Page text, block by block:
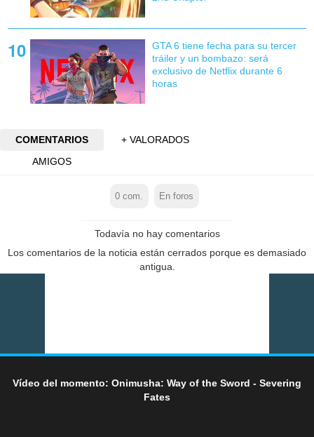
GTA 6 tiene fecha para su tercer
tráiler y un bombazo: será
exclusivo de Netflix durante 6
horas
COMENTARIOS
+ VALORADOS
AMIGOS
0 com. En foros
Todavía no hay comentarios
Los comentarios de la noticia están cerrados porque es demasiado
antigua.
Vídeo del momento: Onimusha: Way of the Sword - Severing
Fates